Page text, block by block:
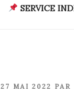
SERVICE
PUBLIÉ
27 MAI 2022 PAR